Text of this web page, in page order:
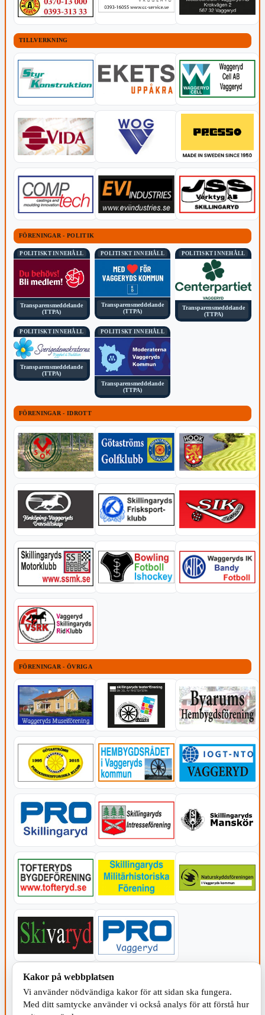
TILLVERKNING
FÖRENINGAR - POLITIK
POLITISKT INNEHÅLL
Transparensmeddelande
(TTPA)
POLITISKT INNEHÅLL
Transparensmeddelande
(TTPA)
POLITISKT INNEHÅLL
Transparensmeddelande
(TTPA)
POLITISKT INNEHÅLL
Transparensmeddelande
(TTPA)
POLITISKT INNEHÅLL
Transparensmeddelande
(TTPA)
FÖRENINGAR - IDROTT
FÖRENINGAR - ÖVRIGA
KOMMUNEN
Kakor på webbplatsen
Vi använder nödvändiga kakor för att sidan ska fungera.
Med ditt samtycke använder vi också analys för att förstå hur